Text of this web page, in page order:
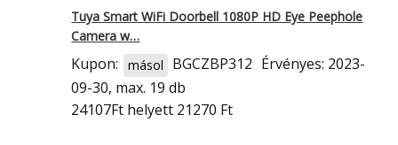
Tuya Smart WiFi Doorbell 1080P HD Eye Peephole
Camera w…
Kupon: másol BGCZBP312 Érvényes: 2023-
09-30, max. 19 db
24107Ft helyett 21270 Ft